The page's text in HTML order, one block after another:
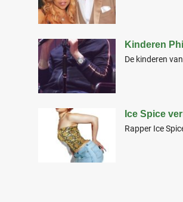
Kinderen
De kinderen
Ice Spice
Rapper Ice